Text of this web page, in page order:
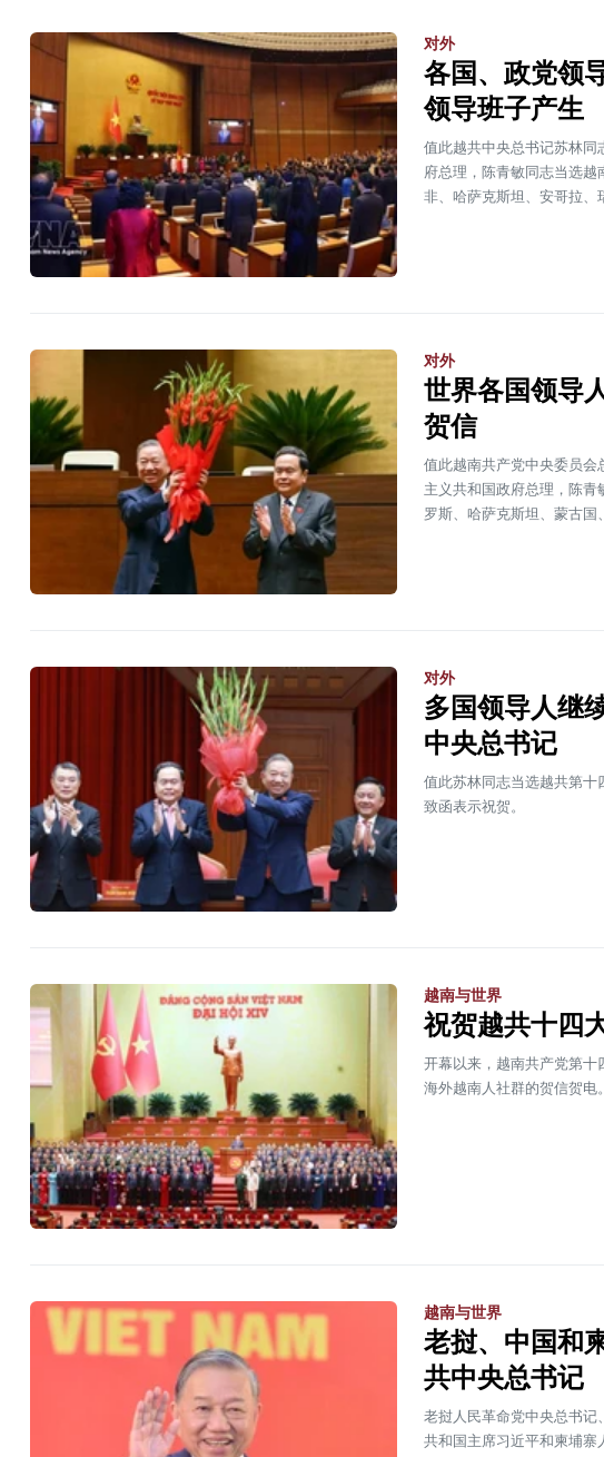
对外
各国、政党领
领导班子产生
值此越共中央总书记苏林
府总理，陈青敏同志当选
非、哈萨克斯坦、安哥拉、
对外
世界各国领导
贺信
值此越南共产党中央委员
主义共和国政府总理，陈
罗斯、哈萨克斯坦、蒙古国
对外
多国领导人继
中央总书记
值此苏林同志当选越共第
致函表示祝贺。
越南与世界
祝贺越共十四
开幕以来，越南共产党第
海外越南人社群的贺信贺电。
越南与世界
老挝、中国和
共中央总书记
老挝人民革命党中央总书记
共和国主席习近平和柬埔寨